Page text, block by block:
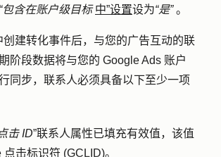
“包含在账户级目标 中”设置设为“是”。
创建转化事件后，与您的广告互动的联
阶段数据将与您的 Google Ads 账户
同步，联系人必须具备以下至少一项
击 ID”联系人属性已填充有效值，该值
点击标识符 (GCLID)。